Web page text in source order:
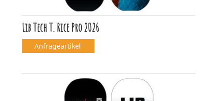
Lib Tech T. Rice Pro 2026
Anfrageartikel